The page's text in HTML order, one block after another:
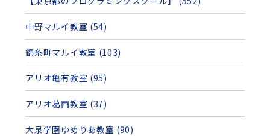
中野マルイ教室 (54)
錦糸町マルイ教室 (103)
アリオ亀有教室 (95)
アリオ葛西教室 (37)
大泉学園ゆめりあ教室 (90)